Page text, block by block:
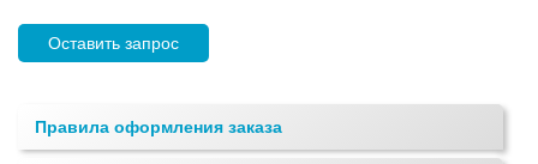
Оставить запрос
Правила оформления заказа